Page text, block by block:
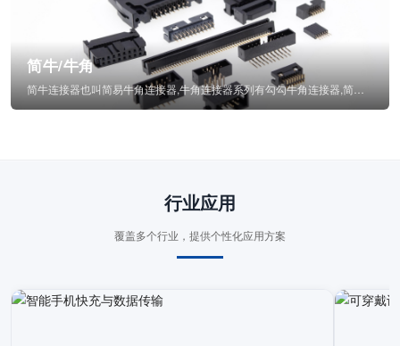
简牛/牛角
行业应用
覆盖多个行业，提供个性化应用方案